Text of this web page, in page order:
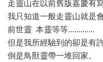
走靈山在以前舊版嘉慶有
我只知道一般走靈山就是
前世靈 本靈等等.............
但是我所經驗到的卻是有
倒是鳥獸靈帶一堆回家。